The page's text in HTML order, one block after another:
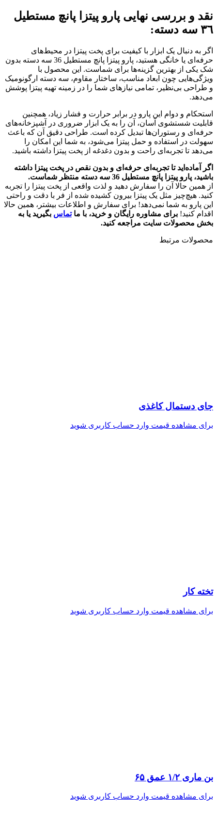
نقد و بررسی نهایی پارو پيتزا پانچ مستطيل
٣٦ سه دسته
:
اگر به دنبال یک ابزار با کیفیت برای پخت پیتزا در محیط‌های
حرفه‌ای یا خانگی هستید، پارو پیتزا پانچ مستطیل 36 سه دسته بدون
شک یکی از بهترین گزینه‌ها برای شماست. این محصول با
ویژگی‌هایی چون ابعاد مناسب، ساختار مقاوم، سه دسته ارگونومیک
و طراحی بی‌نظیر، تمامی نیازهای شما را در زمینه تهیه پیتزا پوشش
می‌دهد.
استحکام و دوام این پارو در برابر حرارت و فشار زیاد، همچنین
قابلیت شستشوی آسان، آن را به یک ابزار ضروری در آشپزخانه‌های
حرفه‌ای و رستوران‌ها تبدیل کرده است. طراحی دقیق آن که باعث
سهولت در استفاده و حمل پیتزا می‌شود، به شما این امکان را
می‌دهد تا تجربه‌ای راحت و بدون دغدغه از پخت پیتزا داشته باشید.
اگر آماده‌اید تا تجربه‌ای حرفه‌ای و بدون نقص در پخت پیتزا داشته
باشید، پارو پیتزا پانچ مستطیل 36 سه دسته منتظر شماست
.
از همین حالا آن را سفارش دهید و لذت واقعی از پخت پیتزا را تجربه
کنید. هیچ‌چیز مثل یک پیتزا بیرون کشیده شده از فر با دقت و راحتی
این پارو به شما نمی‌دهد! برای سفارش و اطلاعات بیشتر، همین حالا
اقدام کنید! برای مشاوره رایگان و خرید، با ماتماس بگیرید یا به
بخش محصولات سایت مراجعه کنید.
محصولات مرتبط
جای دستمال کاغذی
برای مشاهده قیمت وارد حساب کاربری شوید
تخته کار
برای مشاهده قیمت وارد حساب کاربری شوید
بن ماری ۱/۲ عمق ۶۵
برای مشاهده قیمت وارد حساب کاربری شوید